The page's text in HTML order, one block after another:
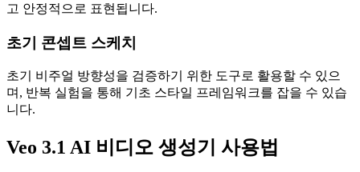
고 안정적으로 표현됩니다.
초기 콘셉트 스케치
초기 비주얼 방향성을 검증하기 위한 도구로 활용할 수 있으
며, 반복 실험을 통해 기초 스타일 프레임워크를 잡을 수 있습
니다.
Veo 3.1 AI 비디오 생성기 사용법